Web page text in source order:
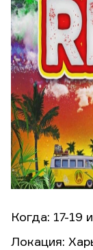
Когда: 17-19
Локация: